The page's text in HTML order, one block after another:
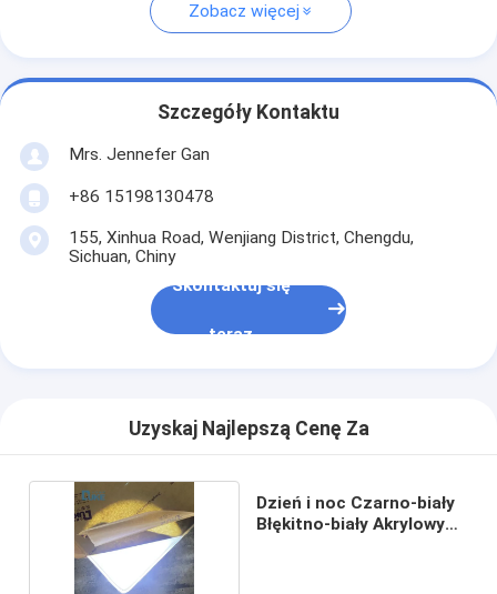
Zobacz więcej
Szczegóły Kontaktu
Mrs. Jennefer Gan
+86 15198130478
155, Xinhua Road, Wenjiang District, Chengdu,
Sichuan, Chiny
Skontaktuj się
teraz
Uzyskaj Najlepszą Cenę Za
Dzień i noc Czarno-biały
Błękitno-biały Akrylowy